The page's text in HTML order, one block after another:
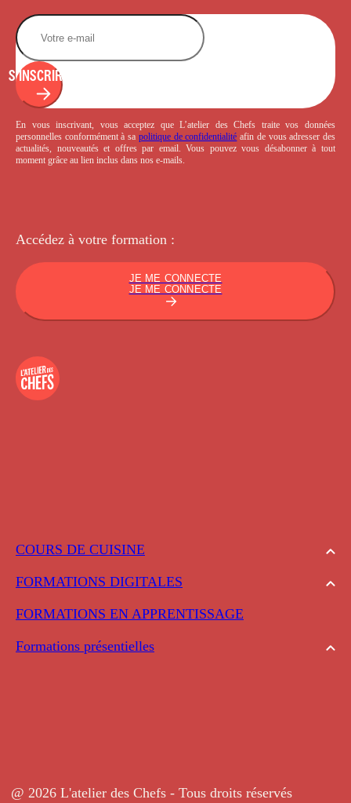
COURS DE CUISINE
FORMATIONS DIGITALES
FORMATIONS EN APPRENTISSAGE
Formations présentielles
S'INSCRIRE
En vous inscrivant, vous acceptez que L’atelier des Chefs traite vos données
personnelles conformément à sa politique de confidentialité afin de vous adresser des
actualités, nouveautés et offres par email. Vous pouvez vous désabonner à tout
moment grâce au lien inclus dans nos e-mails.
Accédez à votre formation :
JE ME CONNECTE
JE ME CONNECTE
@ 2026 L'atelier des Chefs - Tous droits réservés